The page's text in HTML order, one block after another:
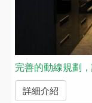
完善的動線規劃
詳細介紹